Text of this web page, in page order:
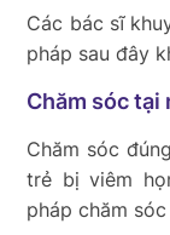
Các bác sĩ
pháp sau đây
Chăm sóc tại
Chăm sóc
trẻ bị viêm
pháp chăm